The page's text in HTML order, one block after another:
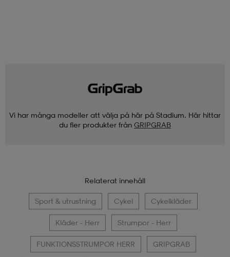
Vi har många modeller att välja på här på Stadium. Här hittar
du fler produkter från GRIPGRAB
Relaterat innehåll
Sport & utrustning Cykel Cykelkläder
Kläder - Herr Strumpor - Herr
FUNKTIONSSTRUMPOR HERR GRIPGRAB